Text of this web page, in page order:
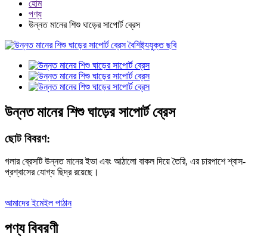
হোম
পণ্য
উন্নত মানের শিশু ঘাড়ের সাপোর্ট ব্রেস
উন্নত মানের শিশু ঘাড়ের সাপোর্ট ব্রেস
ছোট বিবরণ:
গলার ব্রেসটি উন্নত মানের ইভা এবং আঠালো বাকল দিয়ে তৈরি, এর চারপাশে শ্বাস-
প্রশ্বাসের যোগ্য ছিদ্র রয়েছে।
আমাদের ইমেইল পাঠান
পণ্য বিবরণী